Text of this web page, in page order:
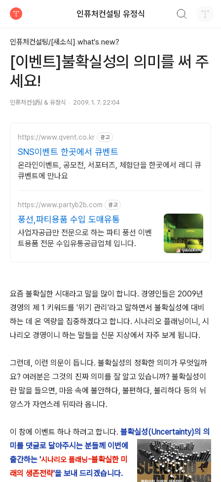
인퓨처컨설팅 유정식
인퓨처컨설팅/[새소식] what's new?
[이벤트]불확실성의 의미를 써 주
세요!
인퓨처컨설팅 & 유정식 2009. 1. 7. 22:04
https://www.qvent.co.kr 광고
SNS이벤트 한곳에서 큐벤트
온라인이벤트, 공모전, 서포터즈, 체험단을 한곳에서 레디 큐
큐벤트에 만나요
https://www.partyb2b.com 광고
풍선,파티용품 수입 도매유통
사업자공급만 전문으로 하는 파티 풍선 이벤
트용품 전문 수입유통공급업체 입니다.
요즘 불확실한 시대라고 말을 많이 합니다. 경영인들은 2009년
경영의 제 1 키워드를 '위기 관리'라고 말하면서 불확실성에 대비
하는 데 온 역량을 집중하겠다고 합니다. 시나리오 플래닝이니, 시
나리오 경영이니 하는 말들을 신문 지상에서 자주 보게 됩니다.
그런데, 이런 의문이 듭니다. 불확실성의 정확한 의미가 무엇일까
요? 여러분은 그것의 진짜 의미를 잘 알고 있습니까? 불확실성이
란 말을 들으면, 마음 속에 불안하다, 불편하다, 불리하다 등의 뉘
앙스가 자연스레 뒤따라 옵니다.
이 참에 이벤트 하나 하려고 합니다. 불확실성(Uncertainty)의 의
미를 댓글로 달아주시는 분들께 이번에
출간하는 '시나리오 플래닝-불확실한 미
래의 생존전략'을 보내 드리겠습니다.